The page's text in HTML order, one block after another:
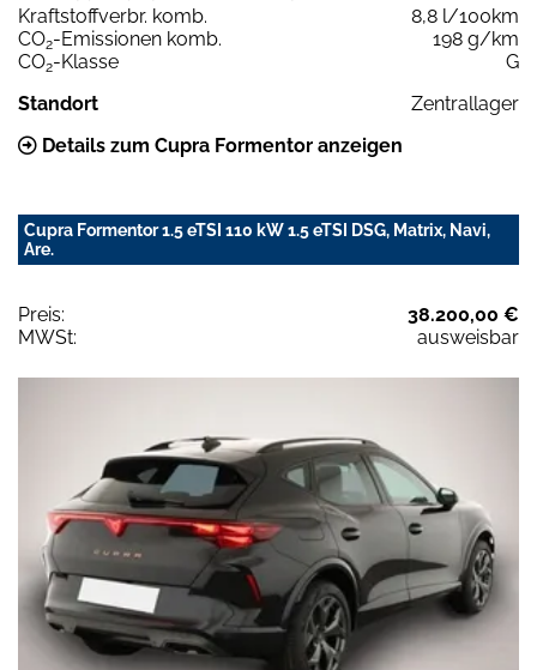
Kraftstoffverbr. komb.
8,8 l/100km
CO2-Emissionen komb.
198 g/km
CO2-Klasse
G
Standort
Zentrallager
Details zum Cupra Formentor anzeigen
Cupra Formentor 1.5 eTSI 110 kW 1.5 eTSI DSG, Matrix, Navi,
Are.
Preis:
38.200,00 €
MWSt:
ausweisbar